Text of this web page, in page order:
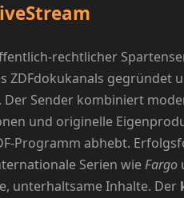
rechtlicher
ZDFdokukanals gegründet
Der Sender kombiniert
und originelle
Programm abhebt.
Serien wieFargo
unterhaltsame Inhalte. Der